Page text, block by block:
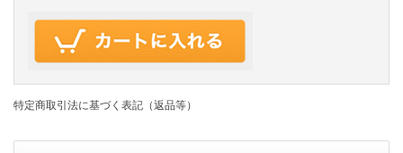
特定商取引法に基づく表記（返品等）